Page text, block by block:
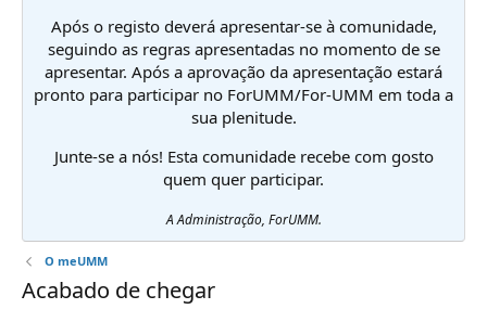
Após o registo deverá apresentar-se à comunidade,
seguindo as regras apresentadas no momento de se
apresentar. Após a aprovação da apresentação estará
pronto para participar no ForUMM/For-UMM em toda a
sua plenitude.
Junte-se a nós! Esta comunidade recebe com gosto
quem quer participar.
A Administração, ForUMM.
O meUMM
Acabado de chegar